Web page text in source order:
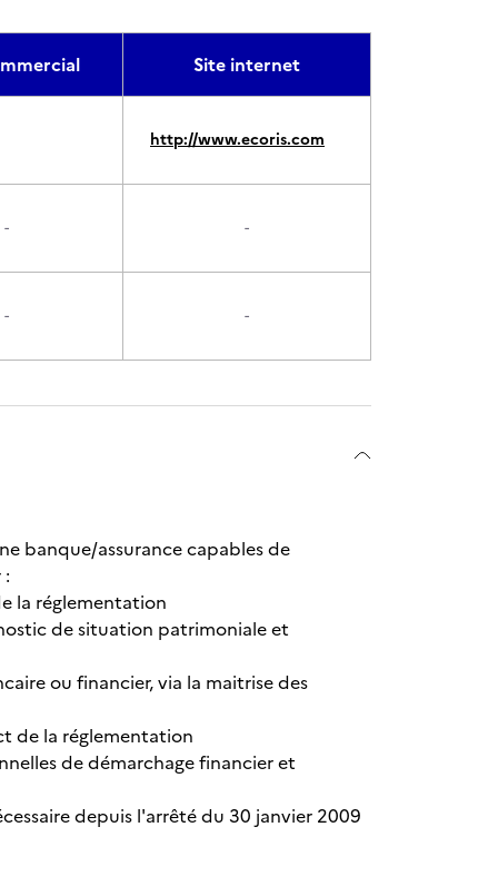
Site internet
http://www.ecoris.com
- -
- -
banque/assurance capables de
la réglementation
de situation patrimoniale et
ou financier, via la maitrise des
de la réglementation
de démarchage financier et
depuis l'arrêté du 30 janvier 2009